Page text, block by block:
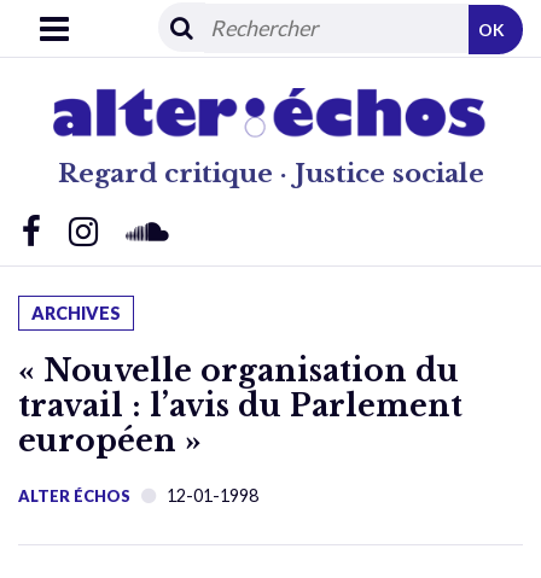
Regard critique · Justice sociale
OK
ARCHIVES
« Nouvelle organisation du
travail : l’avis du Parlement
européen »
ALTER ÉCHOS 12-01-1998